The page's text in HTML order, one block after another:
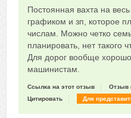
0
Постоянная вахта на
графиком и зп, которое
числам. Можно четко
планировать, нет такого
Для дорог вообще
машинистам.
Ссылка на этот отзыв
Отзыв
Цитировать
Для